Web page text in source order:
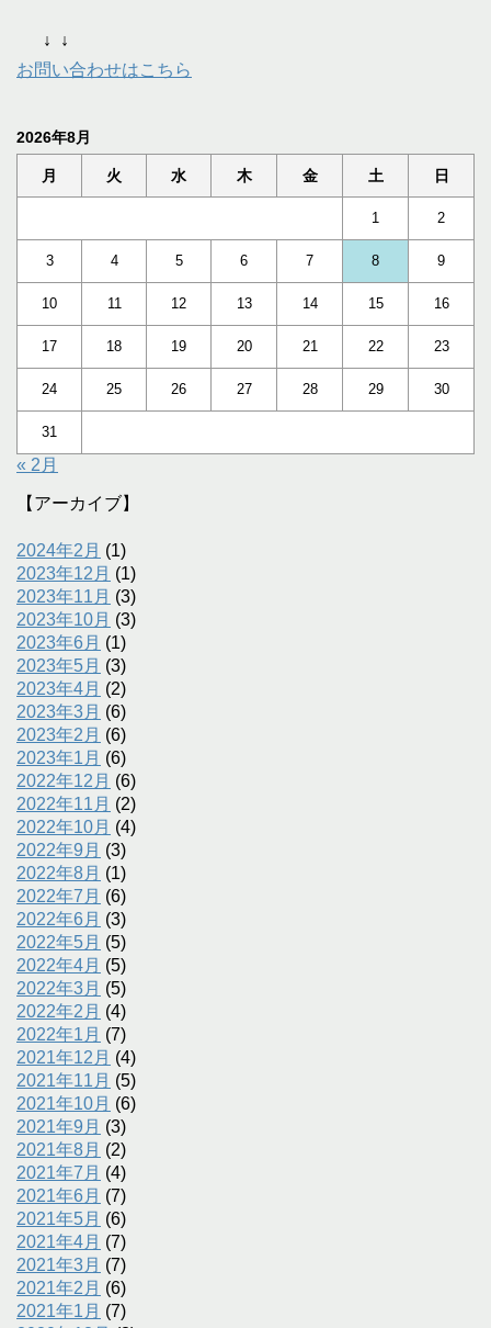
↓
↓
お問い合わせはこちら
2026年8月
月 火 水 木 金 土 日
1 2
3 4 5 6 7 8 9
10 11 12 13 14 15 16
17 18 19 20 21 22 23
24 25 26 27 28 29 30
31
« 2月
【アーカイブ】
2024年2月 (1)
2023年12月 (1)
2023年11月 (3)
2023年10月 (3)
2023年6月 (1)
2023年5月 (3)
2023年4月 (2)
2023年3月 (6)
2023年2月 (6)
2023年1月 (6)
2022年12月 (6)
2022年11月 (2)
2022年10月 (4)
2022年9月 (3)
2022年8月 (1)
2022年7月 (6)
2022年6月 (3)
2022年5月 (5)
2022年4月 (5)
2022年3月 (5)
2022年2月 (4)
2022年1月 (7)
2021年12月 (4)
2021年11月 (5)
2021年10月 (6)
2021年9月 (3)
2021年8月 (2)
2021年7月 (4)
2021年6月 (7)
2021年5月 (6)
2021年4月 (7)
2021年3月 (7)
2021年2月 (6)
2021年1月 (7)